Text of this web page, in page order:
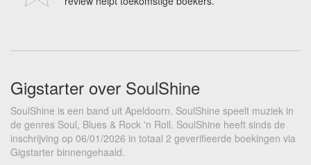
Gigstarter over SoulShine
SoulShine is een band uit Apeldoorn. SoulShine speelt muziek in
de genres Soul, Blues & Rock 'n Roll. SoulShine heeft sinds de
inschrijving op 06/01/2026 in totaal 2 geverifieerde boekingen via
Gigstarter binnengehaald.